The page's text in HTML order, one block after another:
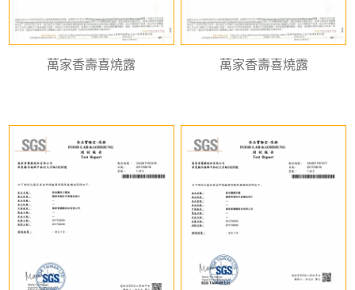
萬家香壽喜燒露 萬家香壽喜燒露